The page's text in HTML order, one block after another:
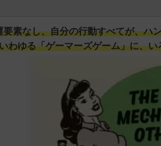
要素なし、自分の行動すべてが、ハ
わゆる「ゲーマーズゲーム」に、